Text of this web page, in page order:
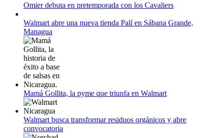
12 de agosto:
Empieza La Liga 2022-2023
Omier debuta en pretemporada con los Cavaliers
Walmart abre una nueva tienda Palí en Sábana Grande,
Managua
Mamá Gollita, la pyme que triunfa en Walmart
Walmart busca transformar residuos orgánicos y abre
convocatoria